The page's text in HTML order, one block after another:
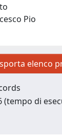
Pio
elenco
(tempo di